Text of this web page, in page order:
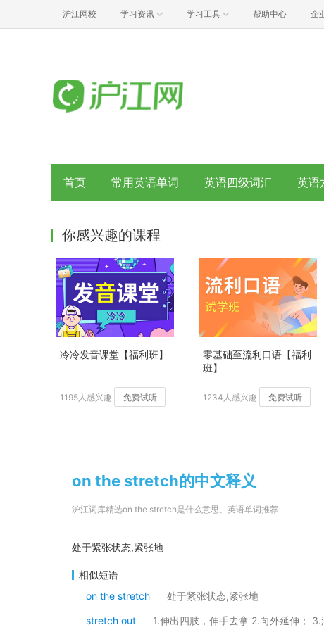
沪江网校 学习资讯 学习工具 帮助中心 企
首页 常用英语单词 英语四级词汇 英语
你感兴趣的课程
冷冷发音课堂【福利班】
1195人感兴趣 免费试听
零基础至流利口语【福利
班】
1234人感兴趣 免费试听
on the stretch的中文释义
沪江词库精选on the stretch是什么意思、英语单词推荐
处于紧张状态,紧张地
相似短语
on the stretch
处于紧张状态,紧张地
stretch out 1.伸出四肢，伸手去拿 2.向外延伸； 3.